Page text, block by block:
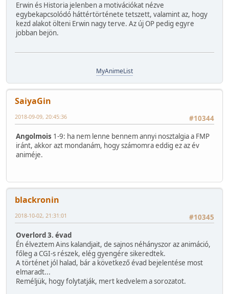
Erwin és Historia jelenben a motivációkat nézve
egybekapcsolódó háttértörténete tetszett, valamint az, hogy
kezd alakot ölteni Erwin nagy terve. Az új OP pedig egyre
jobban bejön.
MyAnimeList
SaiyaGin
#10344
2018-09-09, 20:45:36
Angolmois 1-9: ha nem lenne bennem annyi nosztalgia a FMP
iránt, akkor azt mondanám, hogy számomra eddig ez az év
animéje.
blackronin
#10345
2018-10-02, 21:31:01
Overlord 3. évad
Én élveztem Ains kalandjait, de sajnos néhányszor az animáció,
főleg a CGI-s részek, elég gyengére sikeredtek.
A történet jól halad, bár a következő évad bejelentése most
elmaradt...
Reméljük, hogy folytatják, mert kedvelem a sorozatot.